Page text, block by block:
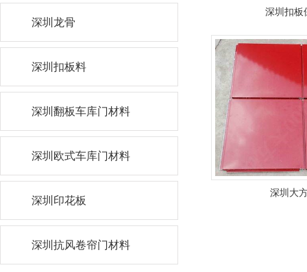
深圳扣板
深圳大
深圳龙骨
深圳扣板料
深圳翻板车库门材料
深圳欧式车库门材料
深圳印花板
深圳抗风卷帘门材料